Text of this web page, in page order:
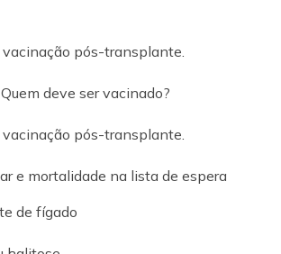
vacinação pós-transplante.
deve ser vacinado?
vacinação pós-transplante.
e mortalidade na lista de espera
de fígado